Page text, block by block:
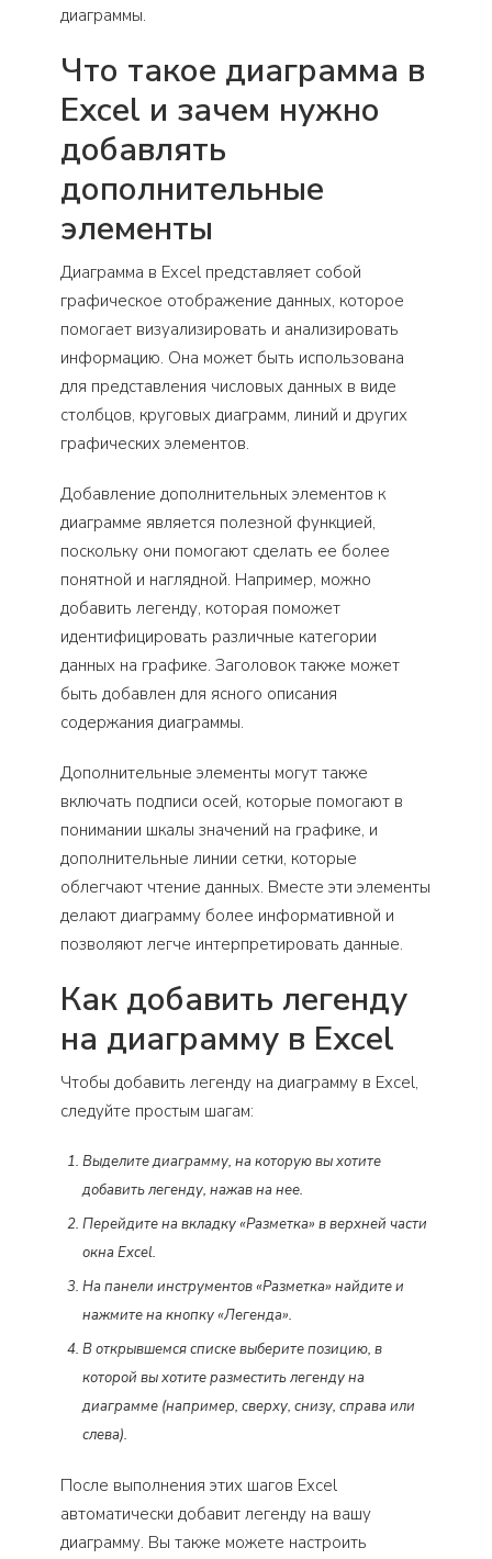
диаграммы.
Что такое диаграмма в
Excel и зачем нужно
добавлять
дополнительные
элементы
Диаграмма в Excel представляет собой
графическое отображение данных, которое
помогает визуализировать и анализировать
информацию. Она может быть использована
для представления числовых данных в виде
столбцов, круговых диаграмм, линий и других
графических элементов.
Добавление дополнительных элементов к
диаграмме является полезной функцией,
поскольку они помогают сделать ее более
понятной и наглядной. Например, можно
добавить легенду, которая поможет
идентифицировать различные категории
данных на графике. Заголовок также может
быть добавлен для ясного описания
содержания диаграммы.
Дополнительные элементы могут также
включать подписи осей, которые помогают в
понимании шкалы значений на графике, и
дополнительные линии сетки, которые
облегчают чтение данных. Вместе эти элементы
делают диаграмму более информативной и
позволяют легче интерпретировать данные.
Как добавить легенду
на диаграмму в Excel
Чтобы добавить легенду на диаграмму в Excel,
следуйте простым шагам:
Выделите диаграмму, на которую вы хотите
добавить легенду, нажав на нее.
Перейдите на вкладку «Разметка» в верхней части
окна Excel.
На панели инструментов «Разметка» найдите и
нажмите на кнопку «Легенда».
В открывшемся списке выберите позицию, в
которой вы хотите разместить легенду на
диаграмме (например, сверху, снизу, справа или
слева).
После выполнения этих шагов Excel
автоматически добавит легенду на вашу
диаграмму. Вы также можете настроить